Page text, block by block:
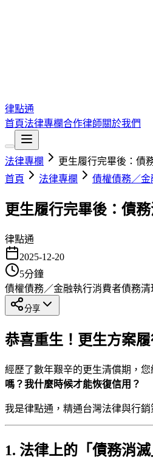
律點通
首頁法律專欄合作律師關於我們
法律專欄
更生履行完畢後：債
首頁
法律專欄 債權債務／金
更生履行完畢後：債
律點通
2025-12-20
5分鐘
債權債務／金融執行消費者債務清
分享
恭喜重生！更生方案
經歷了數年艱辛的更生清償期，
嗎？我什麼時候才能恢復信用？
我是律點通，精通台灣法律與行
1. 法律上的「債務消